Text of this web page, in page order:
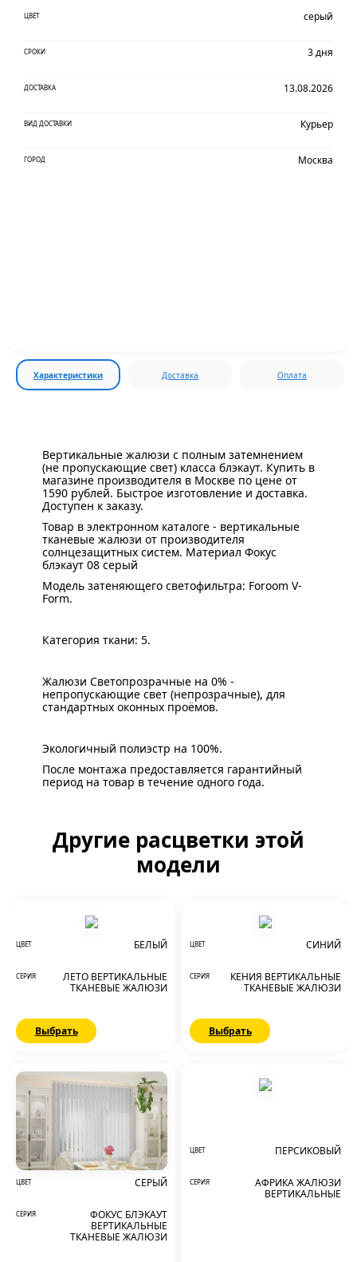
ЦВЕТ серый
СРОКИ 3 дня
ДОСТАВКА 13.08.2026
ВИД ДОСТАВКИ Курьер
ГОРОД Москва
Характеристики Доставка Оплата
Вертикальные жалюзи с полным затемнением
(не пропускающие свет) класса блэкаут. Купить в
магазине производителя в Москве по цене от
1590 рублей. Быстрое изготовление и доставка.
Доступен к заказу.
Товар в электронном каталоге - вертикальные
тканевые жалюзи от производителя
солнцезащитных систем. Материал Фокус
блэкаут 08 серый
Модель затеняющего светофильтра: Foroom V-
Form.
Категория ткани: 5.
Жалюзи Светопрозрачные на 0% -
непропускающие свет (непрозрачные), для
стандартных оконных проёмов.
Экологичный полиэстр на 100%.
После монтажа предоставляется гарантийный
период на товар в течение одного года.
Другие расцветки этой
модели
ЦВЕТ БЕЛЫЙ
СЕРИЯ
ЛЕТО ВЕРТИКАЛЬНЫЕ
ТКАНЕВЫЕ ЖАЛЮЗИ
Выбрать
ЦВЕТ СИНИЙ
СЕРИЯ
КЕНИЯ ВЕРТИКАЛЬНЫЕ
ТКАНЕВЫЕ ЖАЛЮЗИ
Выбрать
ЦВЕТ СЕРЫЙ
СЕРИЯ
ФОКУС БЛЭКАУТ
ВЕРТИКАЛЬНЫЕ
ТКАНЕВЫЕ ЖАЛЮЗИ
ЦВЕТ ПЕРСИКОВЫЙ
СЕРИЯ
АФРИКА ЖАЛЮЗИ
ВЕРТИКАЛЬНЫЕ